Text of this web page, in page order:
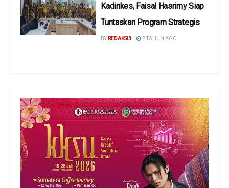
Kadinkes, Faisal Hasrimy Siap
Tuntaskan Program Strategis
BY REDAKSI3 2 TAHUN AGO